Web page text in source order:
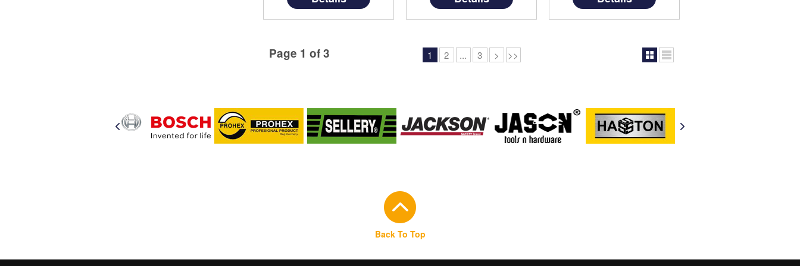
namun dengan harga yang
terjangkau di kelasnya.
namun dengan harga yang
terjangkau di kelasnya.
namun dengan harga yang
terjangkau di kelasnya.
Page 1 of 3 1 2 ... 3 > >>
Back To Top